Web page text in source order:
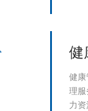
健
健
理
力